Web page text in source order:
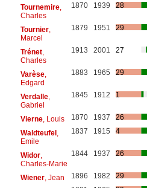
Tournemire,
Charles
1870 1939 28
Tournier,
Marcel
1879 1951 29
Trénet,
Charles
1913 2001 27
Varèse,
Edgard
1883 1965 29
Verdalle,
Gabriel
1845 1912 1
Vierne, Louis 1870 1937
26
Waldteufel,
Emile
1837 1915 4
Widor,
Charles-Marie
1844 1937 26
Wiener, Jean 1896 1982
29